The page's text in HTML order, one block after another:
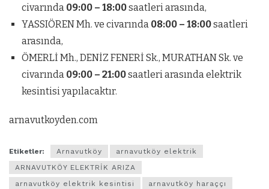
civarında 09:00 – 18:00saatleri arasında,
YASSIÖREN Mh. ve civarında 08:00 – 18:00saatleri
arasında,
ÖMERLİ Mh., DENİZ FENERİ Sk., MURATHAN Sk. ve
civarında 09:00 – 21:00saatleri arasında elektrik
kesintisi yapılacaktır.
arnavutkoyden.com
Etiketler: Arnavutköy
arnavutköy elektrik
ARNAVUTKÖY ELEKTRİK ARIZA
arnavutköy elektrik kesintisi
arnavutköy haraççı